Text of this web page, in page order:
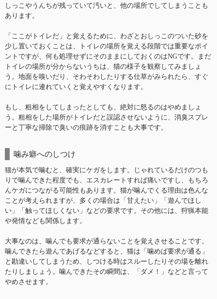
しっこやうんちが残っていて汚いと、他の場所でしてしまうことも
あります。
「ここがトイレだ」と覚えるために、わざとおしっこのついた砂を
少し置いておくことは、トイレの場所を覚える段階では重要なポイ
ントですが、何も処理せずにそのままにしておくのはNGです。まだ
トイレの場所が分からないうちは、猫の様子を観察してみましょ
う。地面を嗅いだり、そわそわしたりする仕草がみられたら、すぐ
にトイレに連れていくと覚えやすくなります。
もし、粗相をしてしまったとしても、絶対に怒るのはやめましょ
う。粗相をした場所がトイレだと誤認させないように、消臭スプレ
ーと丁寧な掃除で臭いの痕跡を消すことも大事です。
噛み癖へのしつけ
猫が本気で噛むと、確実にケガをします。じゃれているだけのつも
りで噛んできた程度でも、エスカレートすれば痛いですし、もちろ
んケガにつながる可能性もあります。猫が噛んでくる理由は色んな
ことが考えられますが、多くの場合は「甘えたい」「遊んでほし
い」「触ってほしくない」などの要求です。その他には、狩猟本能
や発情なども関係します。
大事なのは、噛んでも要求が通らないことを覚えさせることです。
噛んできたら遊んであげるなどすると、猫は「噛めば要求が通る」
と勘違いしてしまうため、しつける時はスルーしたりその場を離れ
たりしましょう。噛んできたその瞬間は、「ダメ！」などと言って
やめさせます。